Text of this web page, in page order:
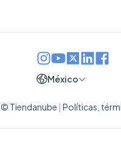
Tiendanube | Políticas,
México